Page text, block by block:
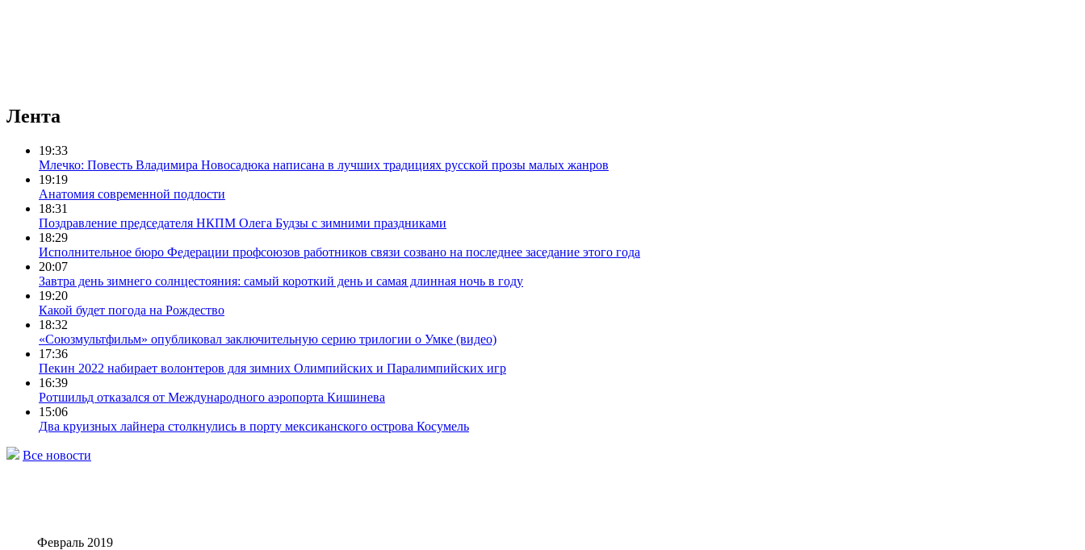
Лента
19:33
Млечко: Повесть Владимира Новосадюка написана в лучших традициях русской прозы малых жанров
19:19
Анатомия современной подлости
18:31
Поздравление председателя НКПМ Олега Будзы с зимними праздниками
18:29
Исполнительное бюро Федерации профсоюзов работников связи созвано на последнее заседание этого года
20:07
Завтра день зимнего солнцестояния: самый короткий день и самая длинная ночь в году
19:20
Какой будет погода на Рождество
18:32
«Союзмультфильм» опубликовал заключительную серию трилогии о Умке (видео)
17:36
Пекин 2022 набирает волонтеров для зимних Олимпийских и Паралимпийских игр
16:39
Ротшильд отказался от Международного аэропорта Кишинева
15:06
Два круизных лайнера столкнулись в порту мексиканского острова Косумель
Все новости
Февраль 2019